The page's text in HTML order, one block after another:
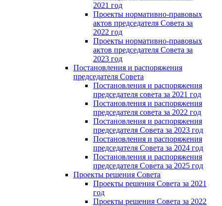
2021 год
Проекты нормативно-правовых
актов председателя Cовета за
2022 год
Проекты нормативно-правовых
актов председателя Cовета за
2023 год
Постановления и распоряжения
председателя Cовета
Постановления и распоряжения
председателя совета за 2021 год
Постановления и распоряжения
председателя совета за 2022 год
Постановления и распоряжения
председателя Cовета за 2023 год
Постановления и распоряжения
председателя Cовета за 2024 год
Постановления и распоряжения
председателя Cовета за 2025 год
Проекты решения Cовета
Проекты решения Совета за 2021
год
Проекты решения Совета за 2022